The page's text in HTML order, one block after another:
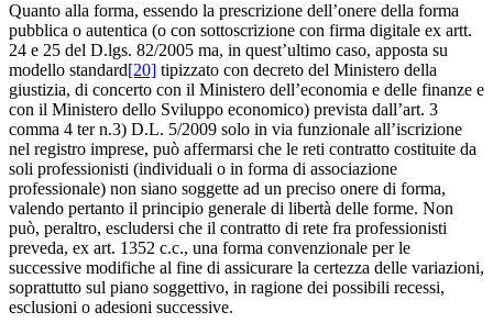
Quanto alla forma, essendo la prescrizione dell’onere della forma
pubblica o autentica (o con sottoscrizione con firma digitale ex artt.
24 e 25 del D.lgs. 82/2005 ma, in quest’ultimo caso, apposta su
modello standard[20] tipizzato con decreto del Ministero della
giustizia, di concerto con il Ministero dell’economia e delle finanze e
con il Ministero dello Sviluppo economico) prevista dall’art. 3
comma 4 ter n.3) D.L. 5/2009 solo in via funzionale all’iscrizione
nel registro imprese, può affermarsi che le reti contratto costituite da
soli professionisti (individuali o in forma di associazione
professionale) non siano soggette ad un preciso onere di forma,
valendo pertanto il principio generale di libertà delle forme. Non
può, peraltro, escludersi che il contratto di rete fra professionisti
preveda, ex art. 1352 c.c., una forma convenzionale per le
successive modifiche al fine di assicurare la certezza delle variazioni,
soprattutto sul piano soggettivo, in ragione dei possibili recessi,
esclusioni o adesioni successive.